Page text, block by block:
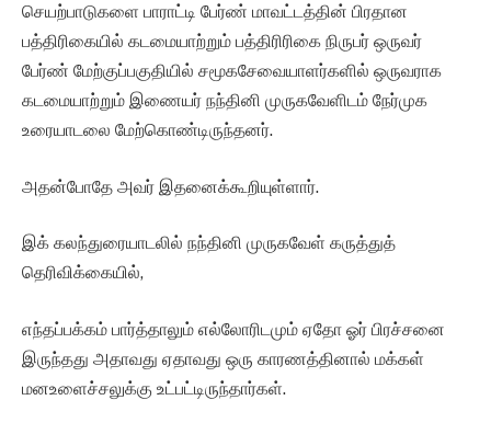
செயற்பாடுகளை பாராட்டி பேர்ண் மாவட்டத்தின் பிரதான
பத்திரிகையில் கடமையாற்றும் பத்திரிரிகை நிருபர் ஒருவர்
பேர்ண் மேற்குப்பகுதியில் சமூகசேவையாளர்களில் ஒருவராக
கடமையாற்றும் இணையர் நந்தினி முருகவேளிடம் நேர்முக
உரையாடலை மேற்கொண்டிருந்தனர்.
அதன்போதே அவர் இதனைக்கூறியுள்ளார்.
இக் கலந்துரையாடலில் நந்தினி முருகவேள் கருத்துத்
தெரிவிக்கையில்,
எந்தப்பக்கம் பார்த்தாலும் எல்லோரிடமும் ஏதோ ஓர் பிரச்சனை
இருந்தது அதாவது ஏதாவது ஒரு காரணத்தினால் மக்கள்
மனஉளைச்சலுக்கு உட்பட்டிருந்தார்கள்.